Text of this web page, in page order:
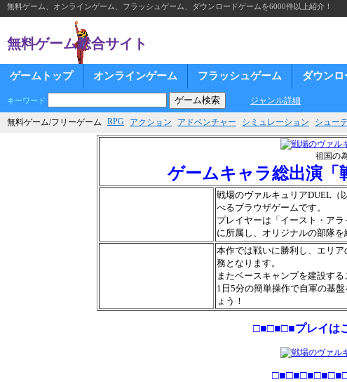
無料ゲーム、オンラインゲーム、フラッシュゲーム、ダウンロードゲームを6000件以上紹介！
無料ゲーム総合サイト
ゲームトップ オンラインゲーム フラッシュゲーム ダウンロ
キーワード ジャンル詳細
無料ゲーム/フリーゲーム RPG アクション アドベンチャー シミュレーション シュー
祖国の
ゲームキャラ総出演「
戦場のヴァルキュリアDUEL（
べるブラウザゲームです。
プレイヤーは「イースト・ア
に所属し、オリジナルの部隊を
本作では戦いに勝利し、エリ
務となります。
またベースキャンプを建設す
1日5分の簡単操作で自軍の基
ょう！
□■□■□■プレイは